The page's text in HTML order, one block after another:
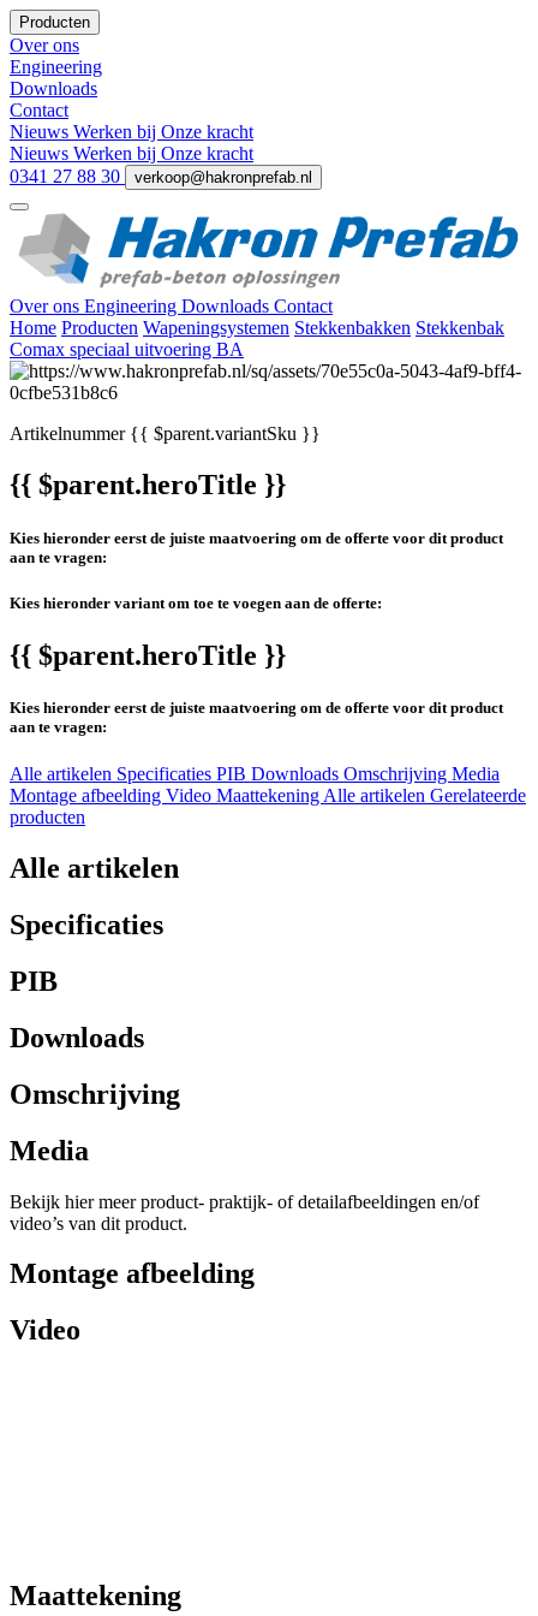
Producten
Over ons
Engineering
Downloads
Contact
Nieuws Werken bij Onze kracht
Nieuws Werken bij Onze kracht
0341 27 88 30
verkoop@hakronprefab.nl
Over ons Engineering Downloads Contact
Home Producten Wapeningsystemen Stekkenbakken Stekkenbak
Comax speciaal uitvoering BA
Artikelnummer{{ $parent.variantSku }}
{{ $parent.heroTitle }}
Kies hieronder eerst de juiste maatvoering om de offerte voor dit product
aan te vragen:
Kies hieronder variant om toe te voegen aan de offerte:
{{ $parent.heroTitle }}
Kies hieronder eerst de juiste maatvoering om de offerte voor dit product
aan te vragen:
Alle artikelen Specificaties PIB Downloads Omschrijving Media
Montage afbeelding Video Maattekening Alle artikelen Gerelateerde
producten
Alle artikelen
Specificaties
PIB
Downloads
Omschrijving
Media
Bekijk hier meer product- praktijk- of detailafbeeldingen en/of
video’s van dit product.
Montage afbeelding
Video
Maattekening